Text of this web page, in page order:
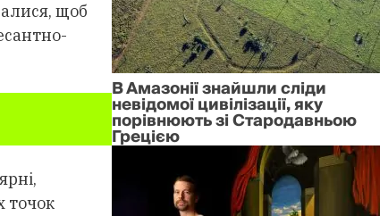
щоб
точок
В Амазонії знайшли сліди
невідомої цивілізації, яку
порівнюють зі Стародавньою
Грецією